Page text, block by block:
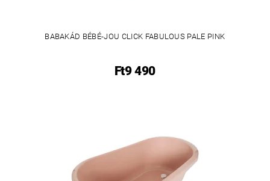
BABAKÁD BÉBÉ-JOU CLICK FABULOUS PALE PINK
Ft9 490